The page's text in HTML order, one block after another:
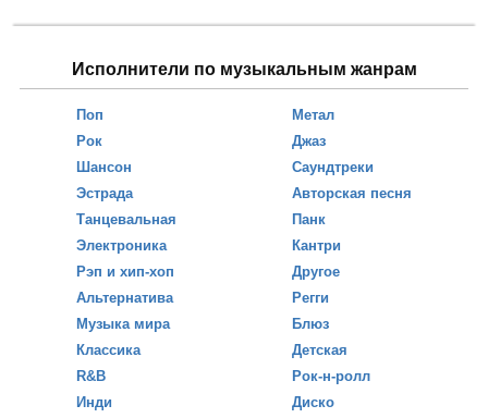
Исполнители по музыкальным жанрам
Поп
Рок
Шансон
Эстрада
Танцевальная
Электроника
Рэп и хип-хоп
Альтернатива
Музыка мира
Классика
R&B
Инди
Метал
Джаз
Саундтреки
Авторская песня
Панк
Кантри
Другое
Регги
Блюз
Детская
Рок-н-ролл
Диско